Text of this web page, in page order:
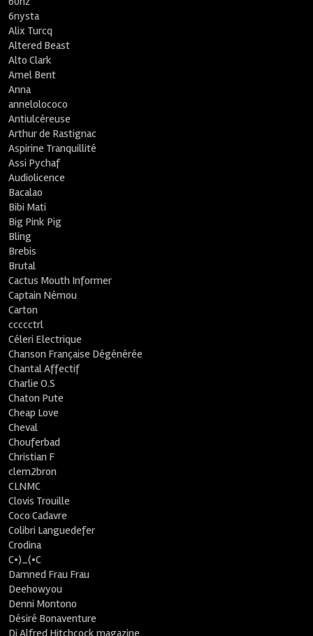
6nysta
Alix Turcq
Altered Beast
Alto Clark
Amel Bent
Anna
annelolococo
Antiulcéreuse
Arthur de Rastignac
Aspirine Tranquillité
Assi Pychaf
Audiolicence
Bacalao
Bibi Mati
Big Pink Pig
Bling
Brebis
Brutal
Cactus Mouth Informer
Captain Némou
Carton
ccccctrl
Céleri Electrique
Chanson Française Dégénérée
Chantal Affectif
Charlie O.S
Chaton Pute
Cheap Love
Cheval
Chouferbad
Christian F
clem2bron
CLNMC
Clovis Trouille
Coco Cadavre
Colibri Languedefer
Crodina
C•)_(•C
Damned Frau Frau
Deehowyou
Denni Montono
Désiré Bonaventure
Dj Alfred Hitchcock magazine